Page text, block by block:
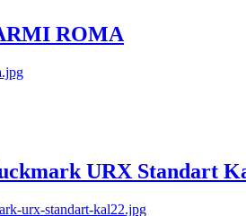
ROMA
URX Standart